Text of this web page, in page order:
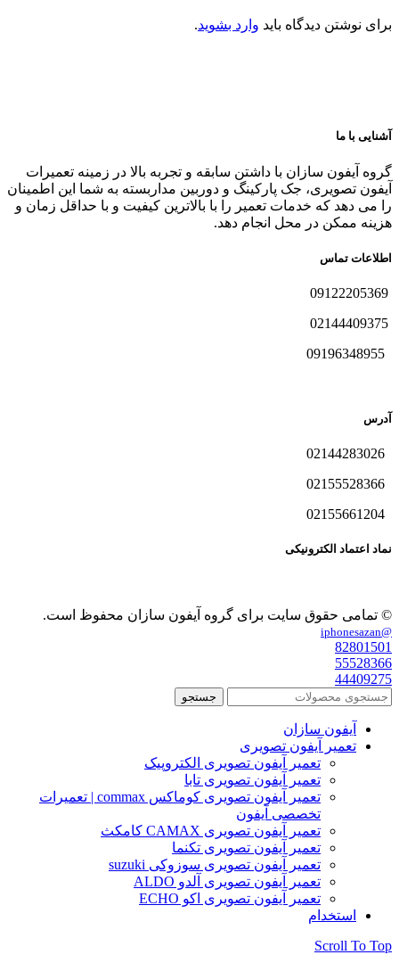
برای نوشتن دیدگاه باید وارد بشوید.
آشنایی با ما
گروه آیفون سازان با داشتن سابقه و تجربه بالا در زمینه تعمیرات
آیفون تصویری، جک پارکینگ و دوربین مداربسته به شما این اطمینان
را می دهد که خدمات تعمیر را با بالاترین کیفیت و با حداقل زمان و
هزینه ممکن در محل انجام دهد.
اطلاعات تماس
آدرس
نماد اعتماد الکترونیکی
© تمامی حقوق سایت برای گروه آیفون سازان محفوظ است.
@iphonesazan
82801501
55528366
44409275
جستجو
آیفون سازان
تعمیر آیفون تصویری
تعمیر آیفون تصویری الکتروپیک
تعمیر آیفون تصویری تابا
تعمیر آیفون تصویری کوماکس commax | تعمیرات
تخصصی آیفون
تعمیر آیفون تصویری CAMAX کامکث
تعمیر آیفون تصویری تکنما
تعمیر آیفون تصویری سوزوکی suzuki
تعمیر آیفون تصویری آلدو ALDO
تعمیر آیفون تصویری اکو ECHO
استخدام
Scroll To Top